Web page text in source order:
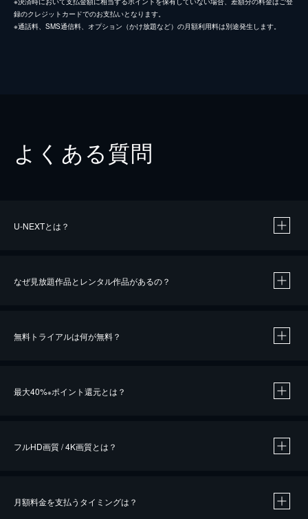
録のクレジットカードでのお支払いとなります。
※通話料、SMS通信料、オプション（かけ放題など）の月額利用料は別途発生します。
よくある質問
U-NEXTとは？
なぜ見放題作品とレンタル作品があるの？
無料トライアルは何が無料？
最大40%※ポイント還元とは？
※40％ポイント還元の対象は、クレジットカード決済による作品の購入 / レンタルです。
フルHD画質 / 4K画質とは？
月額料金を支払うタイミングは？